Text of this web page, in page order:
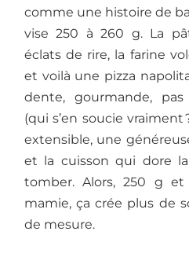
comme une histoire de
vise 250 à 260 g. La
éclats de rire, la farine
et voilà une pizza
dente, gourmande,
(qui s’en soucie vraiment
extensible, une
et la cuisson qui dore
tomber. Alors, 250 g
mamie, ça crée plus de
de mesure.